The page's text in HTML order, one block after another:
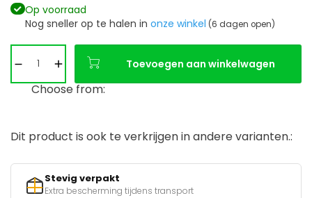
Op voorraad
Nog sneller op te halen in onze winkel (6 dagen open)
Toevoegen aan winkelwagen
Choose from:
Dit product is ook te verkrijgen in andere varianten.:
Stevig verpakt
Extra bescherming tijdens transport